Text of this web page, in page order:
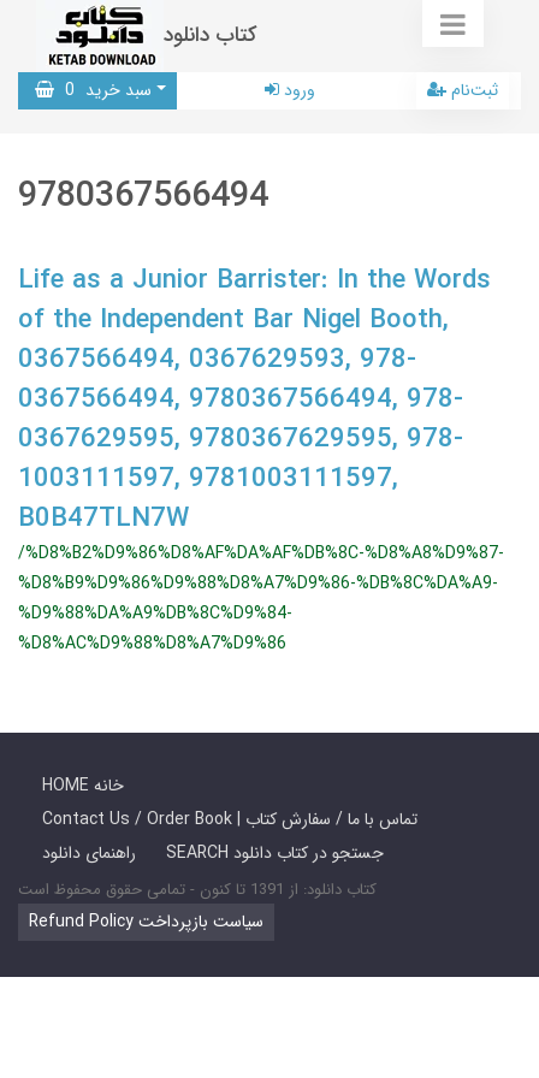
کتاب دانلود
سبد خرید 0 ورود ثبت‌نام
9780367566494
Life as a Junior Barrister: In the Words
of the Independent Bar Nigel Booth,
0367566494, 0367629593, 978-
0367566494, 9780367566494, 978-
0367629595, 9780367629595, 978-
1003111597, 9781003111597,
B0B47TLN7W
/%D8%B2%D9%86%D8%AF%DA%AF%DB%8C-%D8%A8%D9%87-
%D8%B9%D9%86%D9%88%D8%A7%D9%86-%DB%8C%DA%A9-
%D9%88%DA%A9%DB%8C%D9%84-
%D8%AC%D9%88%D8%A7%D9%86
HOME خانه
Contact Us / Order Book | تماس با ما / سفارش کتاب
راهنمای دانلود
SEARCH جستجو در کتاب دانلود
کتاب دانلود: از 1391 تا کنون - تمامی حقوق محفوظ است
Refund Policy سیاست بازپرداخت